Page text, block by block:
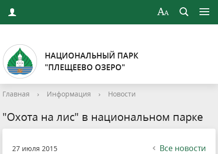
НАЦИОНАЛЬНЫЙ ПАРК
"ПЛЕЩЕЕВО ОЗЕРО"
Главная › Информация › Новости
"Охота на лис" в национальном парке
27 июля 2015 Все новости